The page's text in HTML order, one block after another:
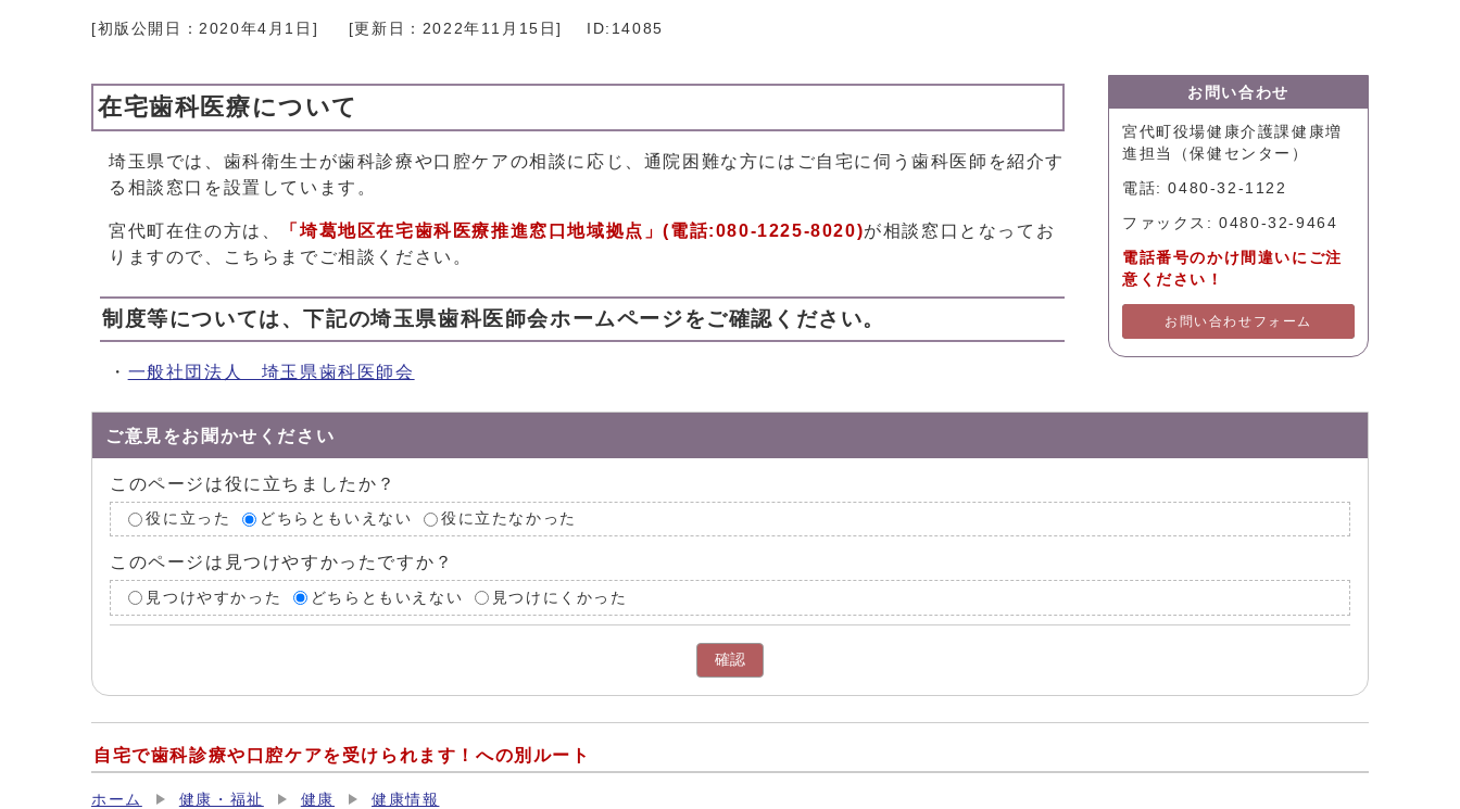
[初版公開日：2020年4月1日 ] [更新日： 2022年11月15日] ID:14085
在宅歯科医療について
埼玉県では、歯科衛生士が歯科診療や口腔ケアの相談に応じ、通院困難な方にはご自宅に伺う歯科医師を紹介す
る相談窓口を設置しています。
宮代町在住の方は、 「埼葛地区在宅歯科医療推進窓口地域拠点」(電話:080-1225-8020)が相談窓口となってお
りますので、こちらまでご相談ください。
制度等については、下記の埼玉県歯科医師会ホームページをご確認ください。
・ 一般社団法人 埼玉県歯科医師会
お問い合わせ
宮代町役場健康介護課健康増
進担当（保健センター）
電話: 0480-32-1122
ファックス: 0480-32-9464
電話番号のかけ間違いにご注
意ください！
お問い合わせフォーム
ご意見をお聞かせください
このページは役に立ちましたか？
役に立った どちらともいえない 役に立たなかった
このページは見つけやすかったですか？
見つけやすかった どちらともいえない 見つけにくかった
確認
自宅で歯科診療や口腔ケアを受けられます！への別ルート
ホーム 健康・福祉 健康 健康情報